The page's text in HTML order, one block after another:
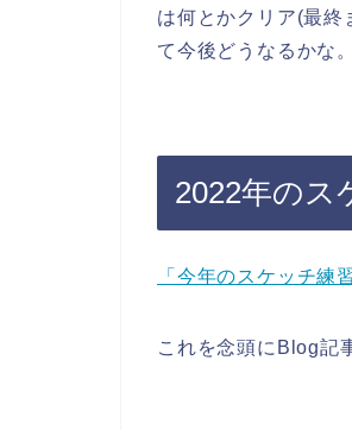
は何とかクリア(最終
て今後どうなるかな
2022年のス
「今年のスケッチ練
これを念頭にBlog記